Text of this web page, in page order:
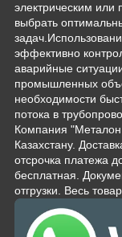
электрическим или
выбрать
эффективно
аварийные
промышленных
необходимости
потока в
Компания "Металон
Казахстану.
отсрочка платежа
бесплатная.
отгрузки. Весь